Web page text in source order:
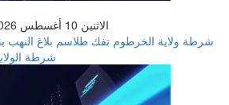
الاثنين 10 أغسطس 2026 12:59 صباحاً
شرطة ولاية الخرطوم تفك طلاسم بلاغ النهب
شرطة